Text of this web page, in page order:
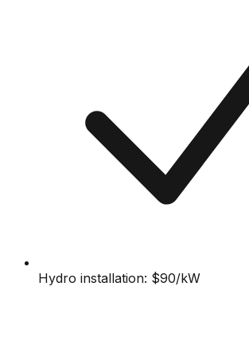
Hydro installation: $90/kW